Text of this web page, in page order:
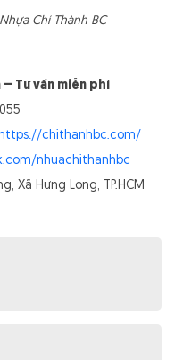
Chí Thành BC
Tư vấn miễn phí
https://chithanhbc.com/
nhuachithanhbc
Xã Hưng Long, TP.HCM